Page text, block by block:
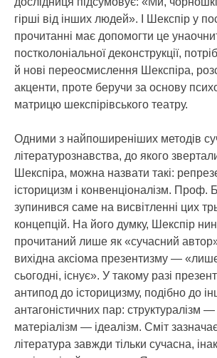
гірші від інших людей». І Шекспір у
прочитанні має допомогти це
постколоніальної деконструкції,
й нові переосмислення Шекспіра,
акценти, проте беручи за основу
матрицю шекспірівського театру.
Одними з найпоширеніших методів
літературознавства, до якого
Шекспіра, можна назвати такі:
історицизм і конвенціоналізм.
зупинився саме на висвітленні цих
концепцій. На його думку, Шекспір
прочитаний лише як «сучасний
вихідна аксіома презентизму —
сьогодні, існує». У такому разі
антипод до історицизму, подібно до
антагоністичних пар: структуралізм —
матеріалізм — ідеалізм. Сміт
література завжди тільки сучасна,